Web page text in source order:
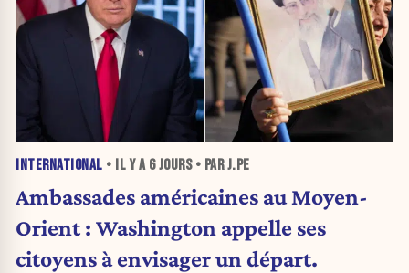
INTERNATIONAL • IL Y A 6 JOURS• PAR J.PE
Ambassades américaines au Moyen-
Orient : Washington appelle ses
citoyens à envisager un départ.